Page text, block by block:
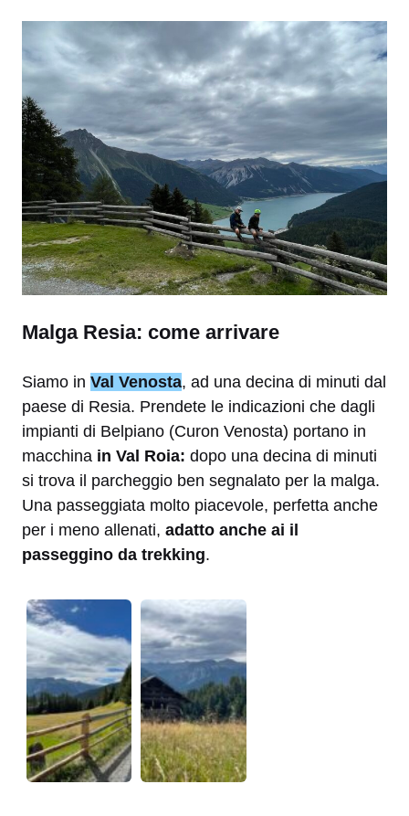
Malga Resia: come arrivare
Siamo in Val Venosta, ad una decina di minuti dal
paese di Resia. Prendete le indicazioni che dagli
impianti di Belpiano (Curon Venosta) portano in
macchina in Val Roia: dopo una decina di minuti
si trova il parcheggio ben segnalato per la malga.
Una passeggiata molto piacevole, perfetta anche
per i meno allenati, adatto anche ai il
passeggino da trekking.